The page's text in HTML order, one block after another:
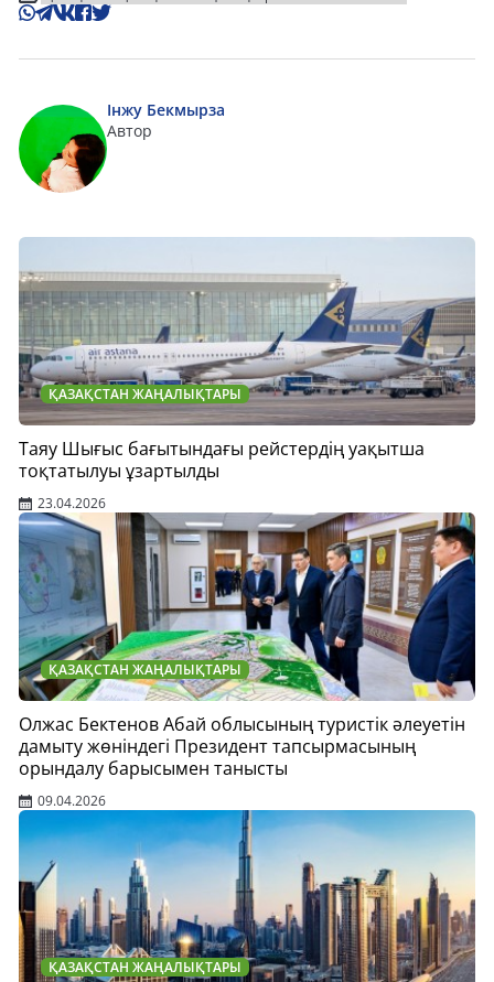
Інжу Бекмырза
Автор
ҚАЗАҚСТАН ЖАҢАЛЫҚТАРЫ
Таяу Шығыс бағытындағы рейстердің уақытша
тоқтатылуы ұзартылды
23.04.2026
ҚАЗАҚСТАН ЖАҢАЛЫҚТАРЫ
Олжас Бектенов Абай облысының туристік әлеуетін
дамыту жөніндегі Президент тапсырмасының
орындалу барысымен танысты
09.04.2026
ҚАЗАҚСТАН ЖАҢАЛЫҚТАРЫ